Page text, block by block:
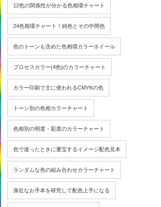
12色の関係性が分かる色相環チャート
24色相環チャート！純色とその中間色
色のトーンも含めた色相環カラーホイール
プロセスカラー(4色)のカラーチャート
カラー印刷で主に使われるCMYKの色
トーン別の色相カラーチャート
色相別の明度・彩度のカラーチャート
色で迷ったときに重宝するイメージ配色見本
ランダムな色の組み合わせカラーチャート
身近なお手本を研究して配色上手になる